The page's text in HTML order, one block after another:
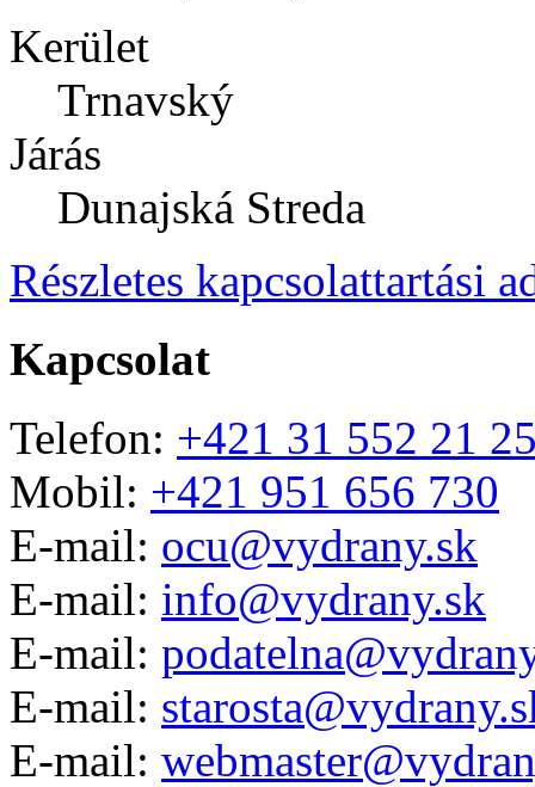
Kerület
Trnavský
Járás
Dunajská Streda
Részletes kapcsolattartási
Kapcsolat
Telefon: +421 31 552 21
Mobil: +421 951 656 730
E-mail: ocu@vydrany.sk
E-mail: info@vydrany.sk
E-mail:
E-mail:
E-mail: